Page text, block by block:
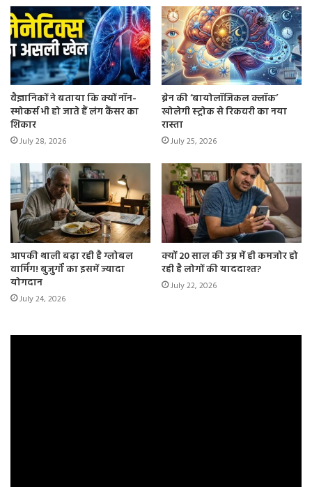
वैज्ञानिकों ने बताया कि क्यों नॉन-
स्मोकर्स भी हो जाते हैं लंग कैंसर का
शिकार
July 28, 2026
ब्रेन की ‘बायोलॉजिकल क्लॉक’
खोलेगी स्ट्रोक से रिकवरी का नया
रास्ता
July 25, 2026
आपकी थाली बढ़ा रही है ग्लोबल
वार्मिंग! बुजुर्गों का इसमें ज्यादा
योगदान
July 24, 2026
क्यों 20 साल की उम्र में ही कमजोर हो
रही है लोगों की याददाश्त?
July 22, 2026